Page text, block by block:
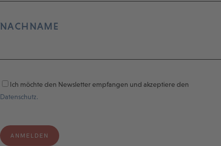
NACHNAME
Ich möchte den Newsletter empfangen und akzeptiere den
Datenschutz.